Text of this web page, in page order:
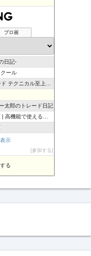
ブロ画
極システムトレード
ダーの収支報告ブログ
日記-
ール
クニカル至上主義！
太郎のトレード日記
で使えるインジをご…
バリ！
＄的な不定記
示
参加する
る